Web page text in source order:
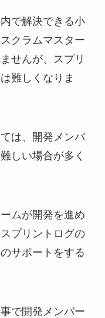
で解決できる小
クラムマスター
せんが、スプリ
難しくなりま
は、開発メンバ
しい場合が多く
ムが開発を進め
プリントログの
サポートをする
で開発メンバー